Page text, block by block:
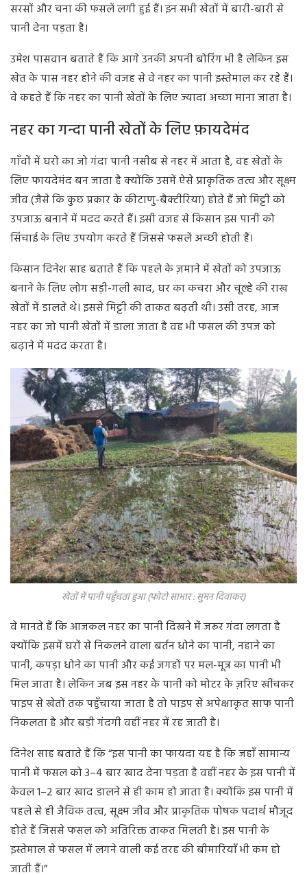
सरसों और चना की फसलें लगी हुई हैं। इन सभी खेतों में बारी-बारी से
पानी देना पड़ता है।
उमेश पासवान बताते हैं कि आगे उनकी अपनी बोरिंग भी है लेकिन इस
खेत के पास नहर होने की वजह से वे नहर का पानी इस्तेमाल कर रहे हैं।
वे कहते हैं कि नहर का पानी खेतों के लिए ज्यादा अच्छा माना जाता है।
नहर का गन्दा पानी खेतों के लिए फ़ायदेमंद
गाँवों में घरों का जो गंदा पानी नसीब से नहर में आता है, वह खेतों के
लिए फायदेमंद बन जाता है क्योंकि उसमें ऐसे प्राकृतिक तत्व और सूक्ष्म
जीव (जैसे कि कुछ प्रकार के कीटाणु-बैक्टीरिया) होते हैं जो मिट्टी को
उपजाऊ बनाने में मदद करते हैं। इसी वजह से किसान इस पानी को
सिंचाई के लिए उपयोग करते हैं जिससे फसलें अच्छी होती हैं।
किसान दिनेश साह बताते हैं कि पहले के ज़माने में खेतों को उपजाऊ
बनाने के लिए लोग सड़ी-गली खाद, घर का कचरा और चूल्हे की राख
खेतों में डालते थे। इससे मिट्टी की ताकत बढ़ती थी। उसी तरह, आज
नहर का जो पानी खेतों में डाला जाता है वह भी फसल की उपज को
बढ़ाने में मदद करता है।
खेतों में पानी पहुँचता हुआ (फोटो साभार : सुमन दिवाकर)
वे मानते हैं कि आजकल नहर का पानी दिखने में जरूर गंदा लगता है
क्योंकि इसमें घरों से निकलने वाला बर्तन धोने का पानी, नहाने का
पानी, कपड़ा धोने का पानी और कई जगहों पर मल-मूत्र का पानी भी
मिल जाता है। लेकिन जब इस नहर के पानी को मोटर के ज़रिए खींचकर
पाइप से खेतों तक पहुँचाया जाता है तो पाइप से अपेक्षाकृत साफ पानी
निकलता है और बड़ी गंदगी वहीं नहर में रह जाती है।
दिनेश साह बताते हैं कि “इस पानी का फायदा यह है कि जहाँ सामान्य
पानी में फसल को 3–4 बार खाद देना पड़ता है वहीं नहर के इस पानी में
केवल 1–2 बार खाद डालने से ही काम हो जाता है। क्योंकि इस पानी में
पहले से ही जैविक तत्व, सूक्ष्म जीव और प्राकृतिक पोषक पदार्थ मौजूद
होते हैं जिससे फसल को अतिरिक्त ताकत मिलती है। इस पानी के
इस्तेमाल से फसल में लगने वाली कई तरह की बीमारियाँ भी कम हो
जाती हैं।”